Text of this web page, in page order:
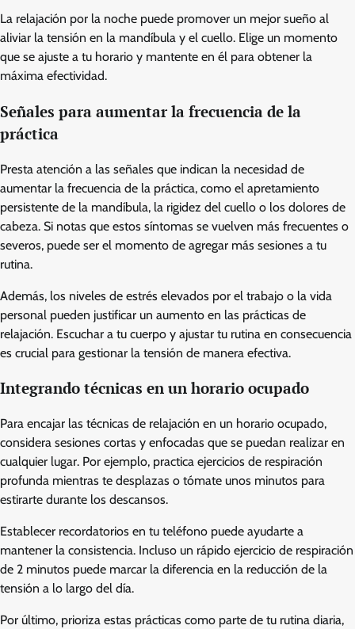
La relajación por la noche puede promover un mejor sueño al
aliviar la tensión en la mandíbula y el cuello. Elige un momento
que se ajuste a tu horario y mantente en él para obtener la
máxima efectividad.
Señales para aumentar la frecuencia de la
práctica
Presta atención a las señales que indican la necesidad de
aumentar la frecuencia de la práctica, como el apretamiento
persistente de la mandíbula, la rigidez del cuello o los dolores de
cabeza. Si notas que estos síntomas se vuelven más frecuentes o
severos, puede ser el momento de agregar más sesiones a tu
rutina.
Además, los niveles de estrés elevados por el trabajo o la vida
personal pueden justificar un aumento en las prácticas de
relajación. Escuchar a tu cuerpo y ajustar tu rutina en consecuencia
es crucial para gestionar la tensión de manera efectiva.
Integrando técnicas en un horario ocupado
Para encajar las técnicas de relajación en un horario ocupado,
considera sesiones cortas y enfocadas que se puedan realizar en
cualquier lugar. Por ejemplo, practica ejercicios de respiración
profunda mientras te desplazas o tómate unos minutos para
estirarte durante los descansos.
Establecer recordatorios en tu teléfono puede ayudarte a
mantener la consistencia. Incluso un rápido ejercicio de respiración
de 2 minutos puede marcar la diferencia en la reducción de la
tensión a lo largo del día.
Por último, prioriza estas prácticas como parte de tu rutina diaria,